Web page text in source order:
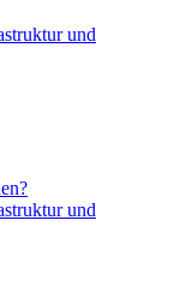
und
und